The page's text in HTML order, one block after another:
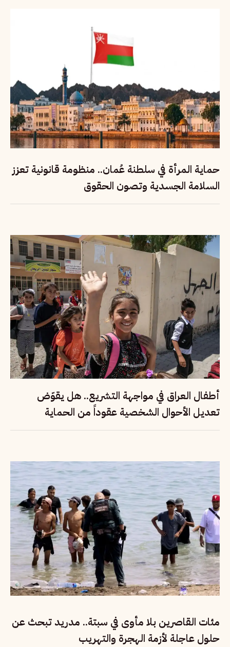
حماية المرأة في سلطنة عُمان.. منظومة قانونية تعزز
السلامة الجسدية وتصون الحقوق
أطفال العراق في مواجهة التشريع.. هل يقوّض
تعديل الأحوال الشخصية عقوداً من الحماية
القانونية؟
مئات القاصرين بلا مأوى في سبتة.. مدريد تبحث عن
حلول عاجلة لأزمة الهجرة والتهريب